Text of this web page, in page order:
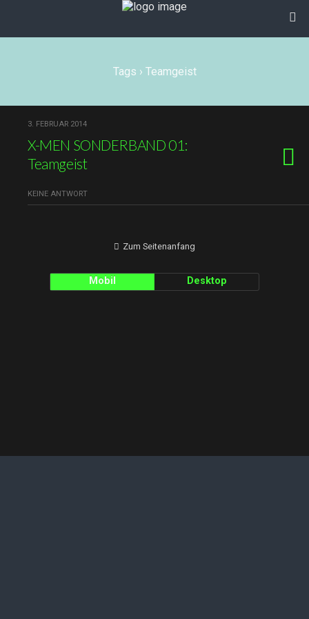
Tags › Teamgeist
3. FEBRUAR 2014
X-MEN SONDERBAND 01:
Teamgeist
KEINE ANTWORT
Zum Seitenanfang
Mobil Desktop